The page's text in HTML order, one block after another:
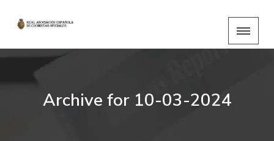
Archive for 10-03-2024